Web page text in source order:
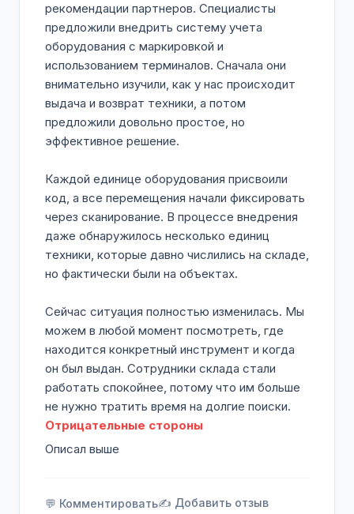
рекомендации партнеров. Специалисты
предложили внедрить систему учета
оборудования с маркировкой и
использованием терминалов. Сначала они
внимательно изучили, как у нас происходит
выдача и возврат техники, а потом
предложили довольно простое, но
эффективное решение.
Каждой единице оборудования присвоили
код, а все перемещения начали фиксировать
через сканирование. В процессе внедрения
даже обнаружилось несколько единиц
техники, которые давно числились на складе,
но фактически были на объектах.
Сейчас ситуация полностью изменилась. Мы
можем в любой момент посмотреть, где
находится конкретный инструмент и когда
он был выдан. Сотрудники склада стали
работать спокойнее, потому что им больше
не нужно тратить время на долгие поиски.
Отрицательные стороны
Описал выше
💬 Комментировать✍️ Добавить отзыв